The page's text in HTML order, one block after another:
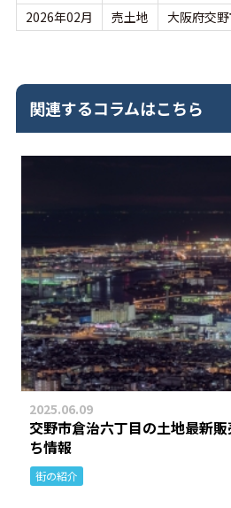
2026年02月
売土地 大阪府交
関連するコラムはこちら
2025.06.09
交野市倉治六丁目の土地最新
ち情報
街の紹介